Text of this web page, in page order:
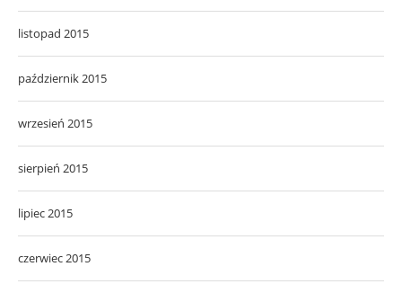
listopad 2015
październik 2015
wrzesień 2015
sierpień 2015
lipiec 2015
czerwiec 2015